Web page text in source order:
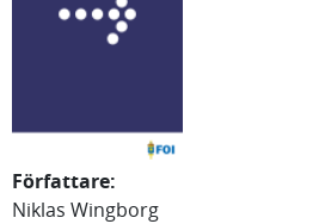
Författare:
Niklas Wingborg